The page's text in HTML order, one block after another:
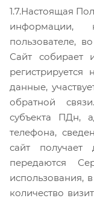
1.7.Настоящая
пользователе,
Сайт собирает
данные,
обратной
субъекта ПДн,
телефона,
сайт получает
передаются
использования,
количество